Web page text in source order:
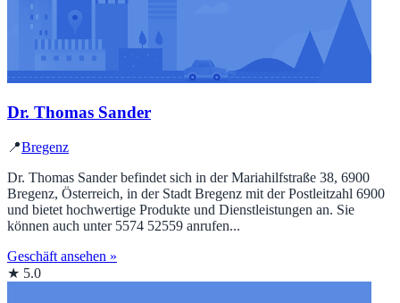
Dr. Thomas Sander
📍Bregenz
Dr. Thomas Sander befindet sich in der Mariahilfstraße 38, 6900
Bregenz, Österreich, in der Stadt Bregenz mit der Postleitzahl 6900
und bietet hochwertige Produkte und Dienstleistungen an. Sie
können auch unter 5574 52559 anrufen...
Geschäft ansehen »
★ 5.0